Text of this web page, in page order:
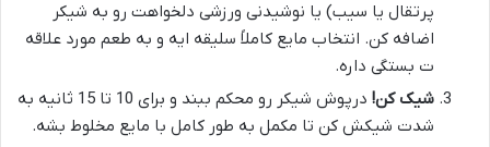
پرتقال یا سیب) یا نوشیدنی ورزشی دلخواهت رو به شیکر
اضافه کن. انتخاب مایع کاملاً سلیقه ایه و به طعم مورد علاقه
ت بستگی داره.
شیک کن!
درپوش شیکر رو محکم ببند و برای 10 تا 15 ثانیه به
شدت شیکش کن تا مکمل به طور کامل با مایع مخلوط بشه.